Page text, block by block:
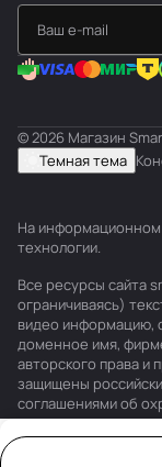
© 2026 Магазин
Темная тема
На
технологии.
Все ресурсы сайта
ограничиваясь)
видео информацию,
доменное имя,
авторского права и
защищены
соглашениями об